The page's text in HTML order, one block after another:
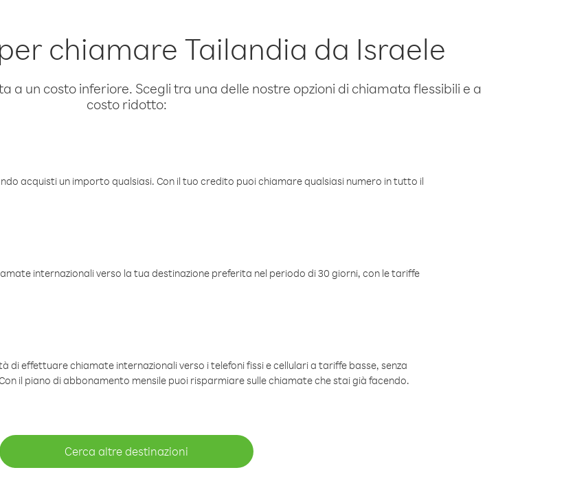
chiamare Tailandia da Israele
a un costo inferiore. Scegli tra una delle nostre opzioni di chiamata flessibili e a
costo ridotto:
acquisti un importo qualsiasi. Con il tuo credito puoi chiamare qualsiasi numero in tutto il
internazionali verso la tua destinazione preferita nel periodo di 30 giorni, con le tariffe
di effettuare chiamate internazionali verso i telefoni fissi e cellulari a tariffe basse, senza
il piano di abbonamento mensile puoi risparmiare sulle chiamate che stai già facendo.
Cerca altre destinazioni